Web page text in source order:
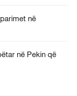
në
në Pekin që